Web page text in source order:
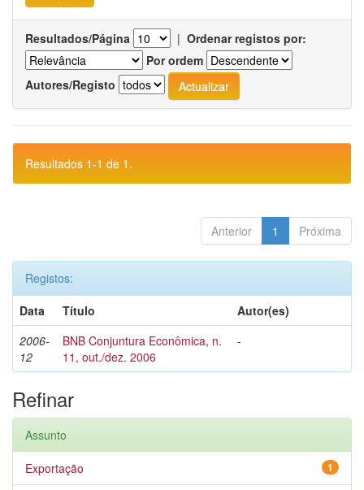
Resultados/Página | Ordenar registos por:
Por ordem
Autores/Registo
Resultados 1-1 de 1.
Anterior 1 Próxima
Registos:
Data
Título
Autor(es)
2006-
12
BNB Conjuntura Econômica, n.
11, out./dez. 2006
-
Refinar
Assunto
1
Exportação